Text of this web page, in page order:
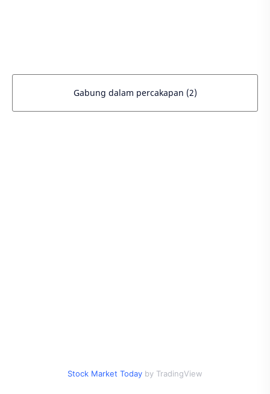
Gabung dalam percakapan (2)
Stock Market Today by TradingView